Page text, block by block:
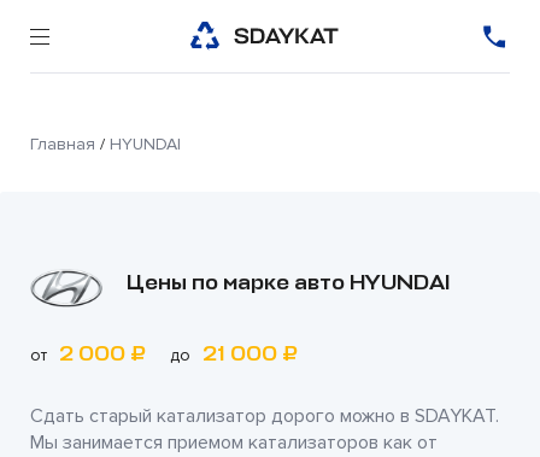
Главная / HYUNDAI
Цены по марке авто HYUNDAI
от 2 000 ₽ до 21 000 ₽
Сдать старый катализатор дорого можно в SDAYKAT.
Мы занимается приемом катализаторов как от